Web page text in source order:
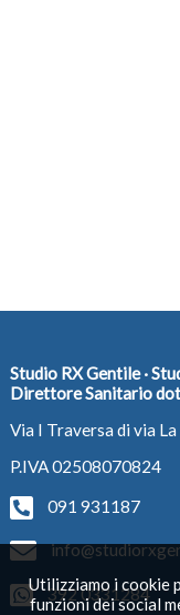
Studio RX Gentile ·
Direttore Sanitario
Via I Traversa di via
P.IVA 02508070824
091 931187
392 0331284
Utilizziamo i cookie
funzioni dei social